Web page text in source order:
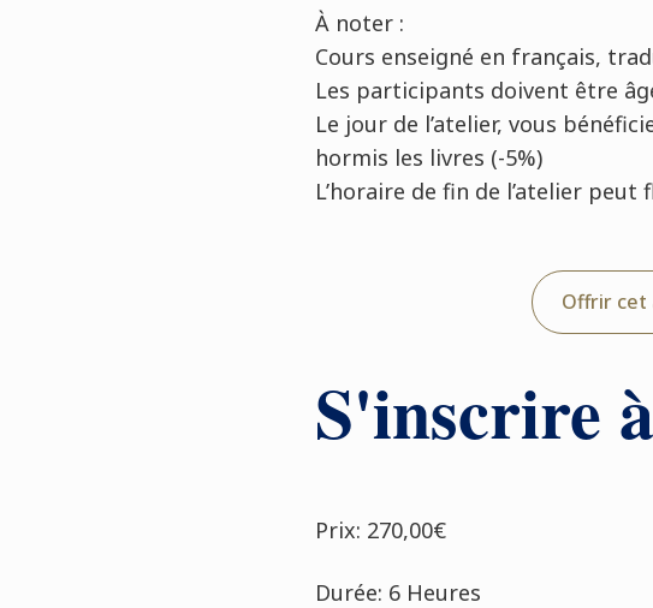
Ànoter :
Cours enseigné en français,
Les participants doivent être
Le jour de l’atelier, vous
hormis les livres (-5%)
L’horaire de fin de l’atelier
Offrir cet
S'inscrire
Prix: 270,00€
Durée: 6 Heures